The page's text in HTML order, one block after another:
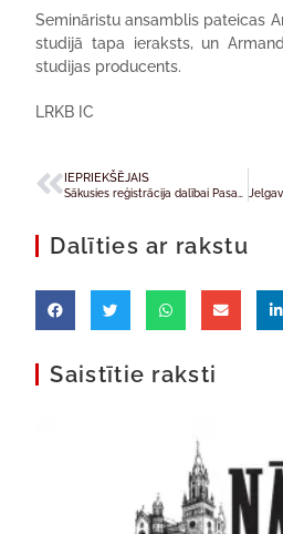
Semināristu ansamblis pateicas
studijā tapa ieraksts, un
studijas producents.
LRKB IC
IEPRIEKŠĒJAIS
Dalīties ar rakstu
Saistītie raksti